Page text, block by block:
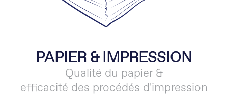
PAPIER & IMPRESSION
Qualité du papier &
efficacité des procédés d'impression